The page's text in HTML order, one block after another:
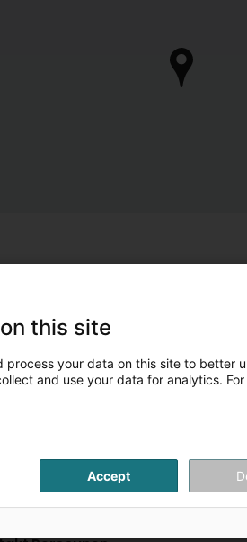
this site
process your data on this site to better
and use your data for analytics.
Accept